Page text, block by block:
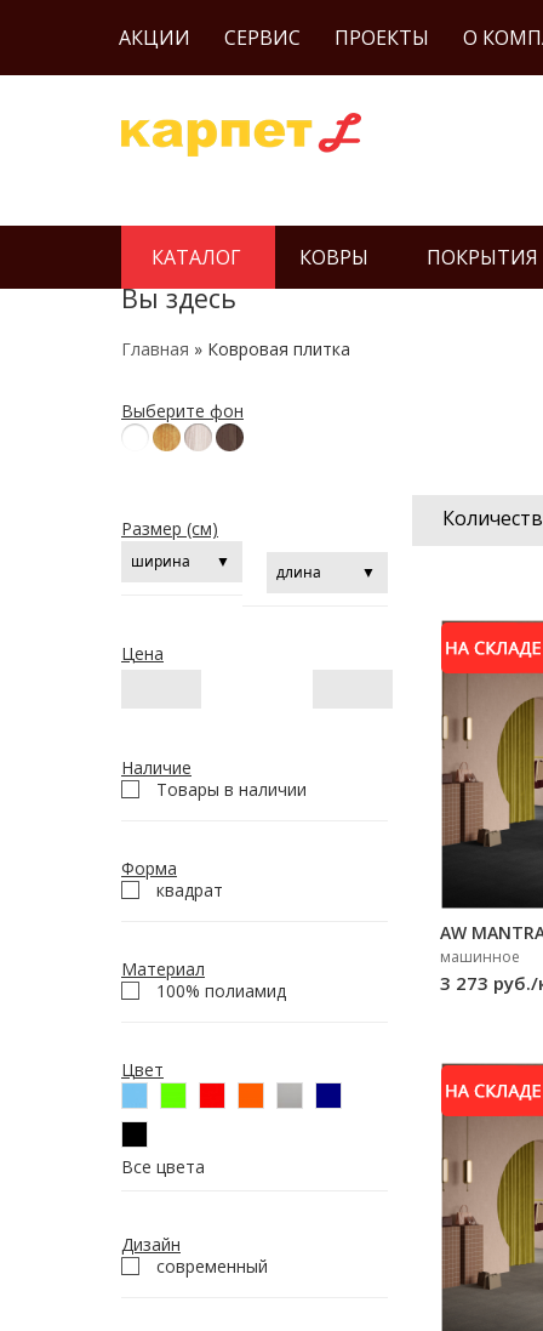
АКЦИИ СЕРВИС ПРОЕКТЫ О
КАТАЛОГ КОВРЫ ПОКРЫТИЯ
Вы здесь
Главная » Ковровая плитка
AW
машинное
3 273
Выберите фон
Размер (см)
Цена
Наличие
Товары в наличии
Форма
квадрат
Материал
100% полиамид
Цвет
Все цвета
Дизайн
современный